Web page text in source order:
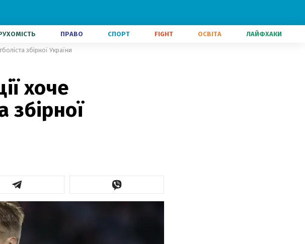
ПРАВО СПОРТ FIGHT ОСВІТА ЛАЙФХАКИ
збірної України
хоче
збірної